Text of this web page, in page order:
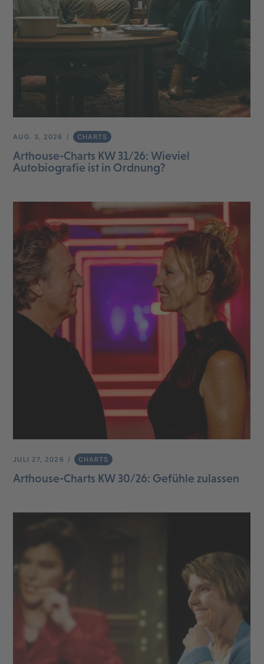
AUG. 3, 2026 CHARTS
Arthouse-Charts KW 31/26: Wieviel
Autobiografie ist in Ordnung?
JULI 27, 2026 CHARTS
Arthouse-Charts KW 30/26: Gefühle zulassen